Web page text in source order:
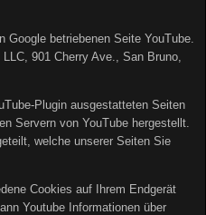
betriebenen Seite YouTube.
901 Cherry Ave., San Bruno,
Plugin ausgestatteten Seiten
Servern von YouTube hergestellt.
welche unserer Seiten Sie
Cookies auf Ihrem Endgerät
Youtube Informationen über